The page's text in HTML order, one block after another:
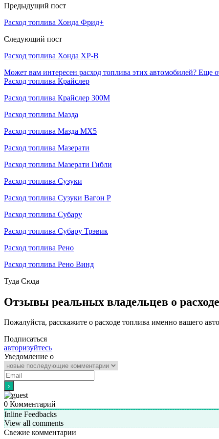
Предыдущий пост
Расход топлива Хонда Фрид+
Следующий пост
Расход топлива Хонда ХР-В
Может вам интересен расход топлива этих автомобилей? Еще
Расход топлива Крайслер
Расход топлива Крайслер 300М
Расход топлива Мазда
Расход топлива Мазда МХ5
Расход топлива Мазерати
Расход топлива Мазерати Гибли
Расход топлива Сузуки
Расход топлива Сузуки Вагон Р
Расход топлива Субару
Расход топлива Субару Трэвик
Расход топлива Рено
Расход топлива Рено Винд
Туда Сюда
Отзывы реальных владельцев о расходе
Пожалуйста, расскажите о расходе топлива именно вашего
Подписаться
авторизуйтесь
Уведомление о
0 Комментарий
Inline Feedbacks
View all comments
Свежие комментарии